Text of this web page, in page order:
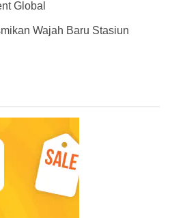
Global
Wajah Baru Stasiun